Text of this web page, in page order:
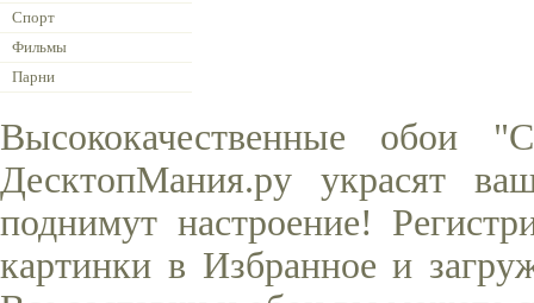
Спорт
Фильмы
Парни
Высококачественные
ДесктопМания.ру украсят
поднимут настроение!
картинки в Избранное и